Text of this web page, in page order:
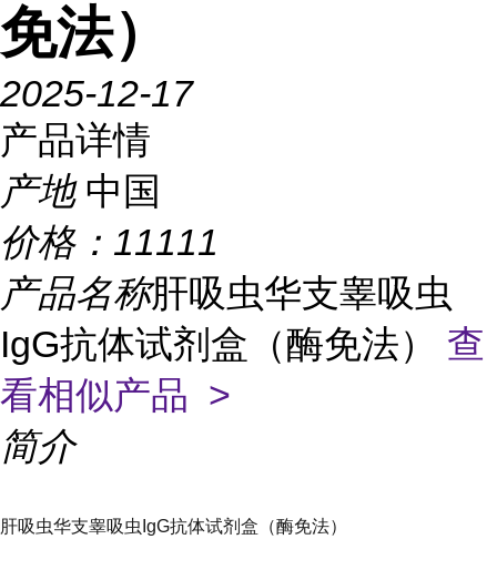
免法）
2025-12-17
产品详情
产地 中国
价格： 11111
产品名称肝吸虫华支睾吸虫
IgG抗体试剂盒（酶免法） 查
看相似产品 >
简介
肝吸虫华支睾吸虫IgG抗体试剂盒（酶免法）